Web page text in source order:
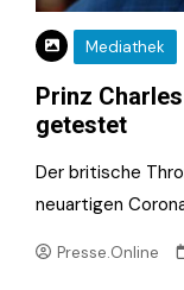
Mediathek
Prinz
getestet
Der britische
neuartigen
Presse.Online